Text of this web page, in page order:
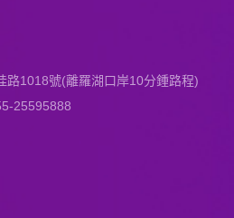
路1018號(離羅湖口岸10分鍾路程)
25595888